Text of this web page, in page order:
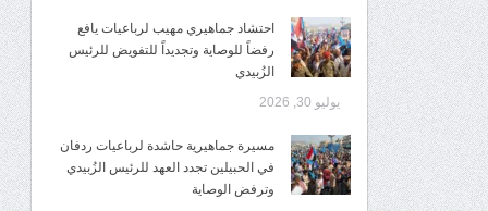
احتشاد جماهيري مهيب لرباعيات يافع
رفضاً للوصاية وتجديداً للتفويض للرئيس
الزُبيدي
يوليو 30, 2026
مسيرة جماهيرية حاشدة لرباعيات ردفان
في الحبيلين تجدد العهد للرئيس الزُبيدي
وترفض الوصاية